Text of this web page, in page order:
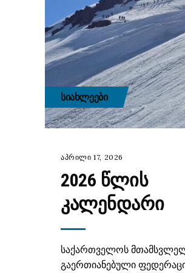
ᲡᲘᲐᲮᲚᲔᲔᲑᲘ
აპრილი 17, 2026
2026 ᲬᲚᲘᲡ
ᲙᲐᲚᲔᲜᲓᲐᲠᲘ
საქართველოს
გაერთიანებული